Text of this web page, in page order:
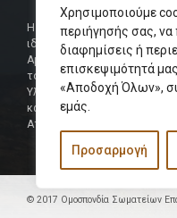
Χρησιμοποιούμε
περιήγησής σας, να
διαφημίσεις ή
επισκεψιμότητά
«Αποδοχή Όλων»,
εμάς.
Προσαρμογή
Η Ομοσπονδία Σωματείων
ιδρύθηκε και πήρε τη θέση
Αμαριωτών, που
το 1984.
Υλοποιήθηκε σε
και των Δ.Σ των
Αττικής.
© 2017 Ομοσπονδία Σωματείων